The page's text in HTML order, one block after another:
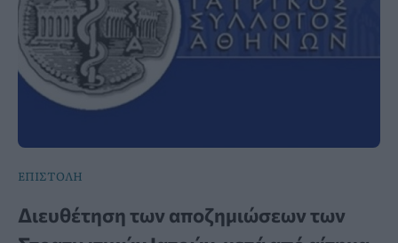
ΕΠΙΣΤΟΛΗ
Διευθέτηση των αποζημιώσεων των